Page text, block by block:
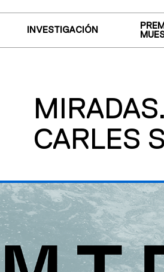
INVESTIGACIÓN
CARLES